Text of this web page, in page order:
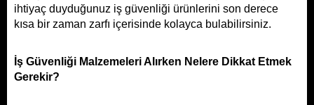
ihtiyaç duyduğunuz iş güvenliği ürünlerini son derece
kısa bir zaman zarfı içerisinde kolayca bulabilirsiniz.
İş Güvenliği Malzemeleri Alırken Nelere Dikkat Etmek
Gerekir?